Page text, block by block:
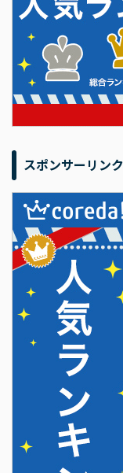
スポンサーリンク